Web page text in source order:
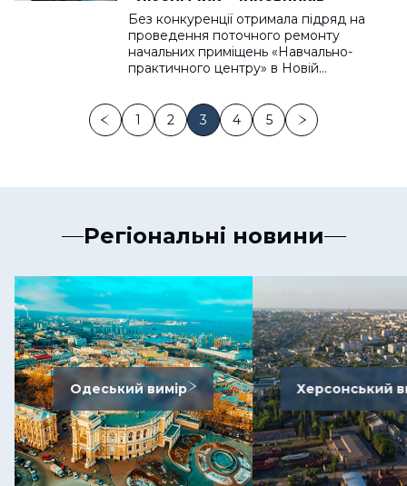
Без конкуренції отримала підряд на
проведення поточного ремонту
начальних приміщень «Навчально-
практичного центру» в Новій…
1 2 3 4 5
Регіональні новини
Одеський вимір Херсонський